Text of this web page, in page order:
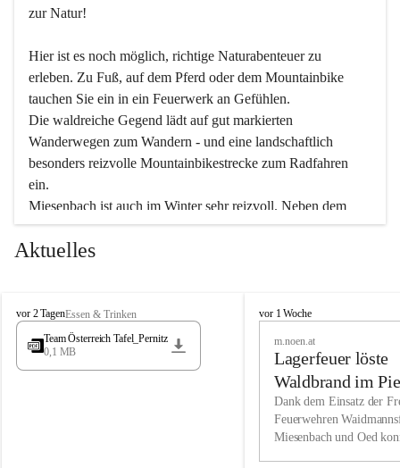
zur Natur!
Hier ist es noch möglich, richtige Naturabenteuer zu
erleben. Zu Fuß, auf dem Pferd oder dem Mountainbike
tauchen Sie ein in ein Feuerwerk an Gefühlen.
Die waldreiche Gegend lädt auf gut markierten
Wanderwegen zum Wandern - und eine landschaftlich
besonders reizvolle Mountainbikestrecke zum Radfahren
ein.
Miesenbach ist auch im Winter sehr reizvoll. Neben dem
Eisstockschießen gibt es auf dem nahe gelegenen Unterberg
wunderschöne Naturschneepisten, die zum Schifahren oder
vielfältige Angebot unserer Kulturvereine.
Überzeugen Sie sich selbst, dass Sie in Miesenbach sowie
in den Beherbergungsbetrieben, Gaststätten und urigen
Wir kennen Miesenbach als lebens- und liebenswerten Ort.
Tradition und Innovation werden ebenso groß geschrieben
Aktuelles
M
i
s
vor 2 TagenEssen & Trinken
Team Österreich Tafel_Pernitz
0,1 MB
M
h
vor 1 Woche
m.noen.at
Lagerfeuer löste
Waldbrand im
aus
Dank dem Einsatz der
Feuerwehren
Miesenbach und Oed